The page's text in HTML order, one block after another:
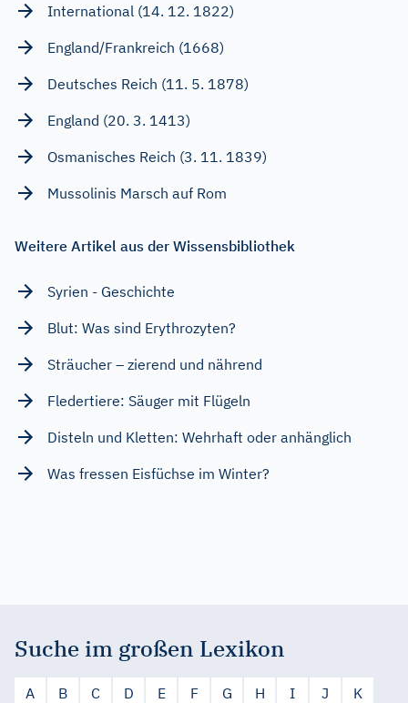
International (14. 12. 1822)
England/Frankreich (1668)
Deutsches Reich (11. 5. 1878)
England (20. 3. 1413)
Osmanisches Reich (3. 11. 1839)
Mussolinis Marsch auf Rom
Weitere Artikel aus der Wissensbibliothek
Syrien - Geschichte
Blut: Was sind Erythrozyten?
Sträucher – zierend und nährend
Fledertiere: Säuger mit Flügeln
Disteln und Kletten: Wehrhaft oder anhänglich
Was fressen Eisfüchse im Winter?
Suche im großen Lexikon
A B C D E F G H I J
K